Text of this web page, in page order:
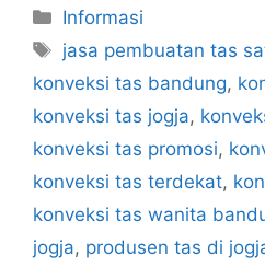
Kategori
Informasi
Tag
jasa pembuatan tas
konveksi tas bandung,
konveksi tas jogja,
konveksi tas promosi,
konveksi tas terdekat,
konveksi tas wanita
jogja, produsen tas di